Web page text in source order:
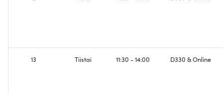
13 Tiistai 11:30 - 14:00 D330 & Online